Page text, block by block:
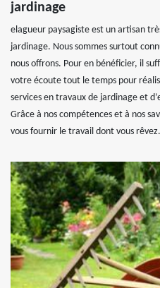
jardinage
elagueur paysagiste est un artisan
jardinage. Nous sommes surtout
nous offrons. Pour en bénéficier, il
votre écoute tout le temps pour
services en travaux de jardinage et
Grâce à nos compétences et à nos
vous fournir le travail dont vous rêvez.